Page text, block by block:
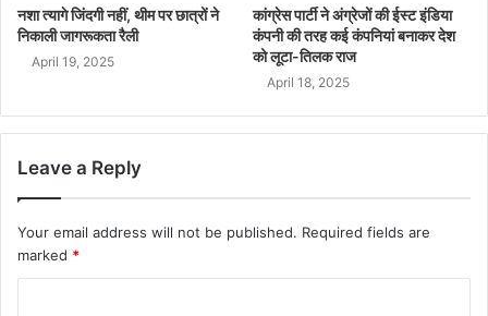
नशा त्यागे जिंदगी नहीं, थीम पर छात्रों ने
निकाली जागरूकता रैली
April 19, 2025
कांग्रेस पार्टी ने अंग्रेजों की ईस्ट इंडिया
कंपनी की तरह कई कंपनियां बनाकर देश
को लूटा-तिलक राज
April 18, 2025
Leave a Reply
Your email address will not be published. Required fields are
marked *